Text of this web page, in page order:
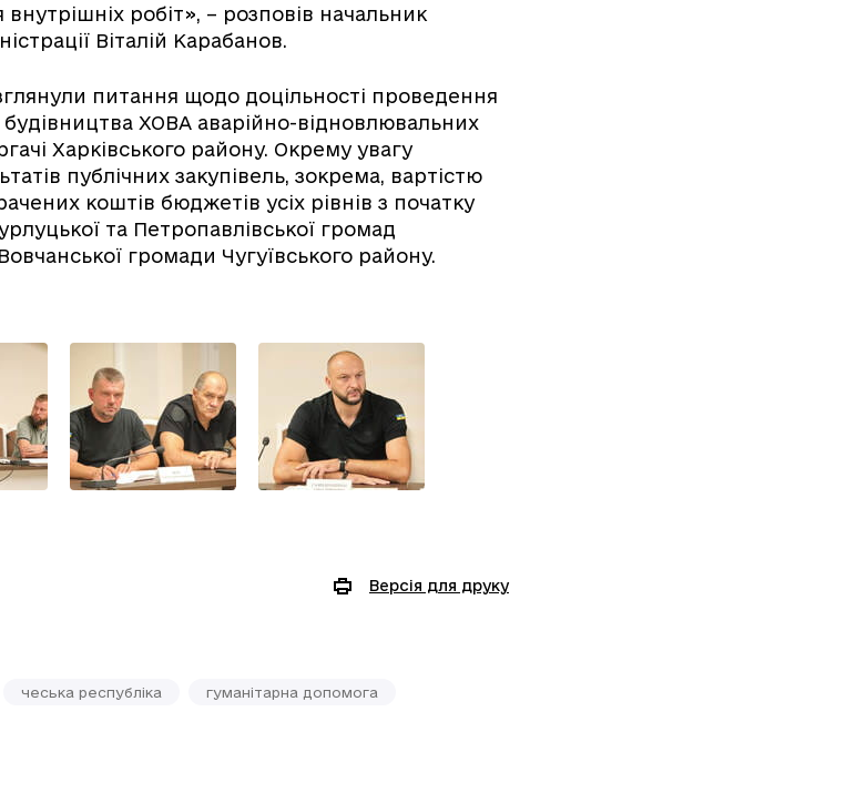
робіт», – розповів начальник
Віталій Карабанов.
питання щодо доцільності проведення
ХОВА аварійно-відновлювальних
Харківського району. Окрему увагу
публічних закупівель, зокрема, вартістю
коштів бюджетів усіх рівнів з початку
та Петропавлівської громад
громади Чугуївського району.
Версія для друку
чеська республіка гуманітарна допомога